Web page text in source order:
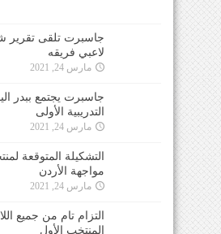
جاسبرت تلقى
لاعبي فريقه
مارس 24, 2021
جاسبرت يجتمع ببدر
التدريبية الأولى
مارس 24, 2021
التشكيلة المتوقعة
مواجهة الأردن
مارس 24, 2021
التزام تام من جميع
المنتخب الأول